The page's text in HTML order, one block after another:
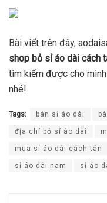
Bài viết trên đây,
shop bỏ sỉ áo dài cách
tìm kiếm được cho
nhé!
Tags: bán sỉ áo dài
địa chỉ bỏ sỉ áo dài
mua sỉ áo dài cách tân
sỉ áo dài nam sỉ áo